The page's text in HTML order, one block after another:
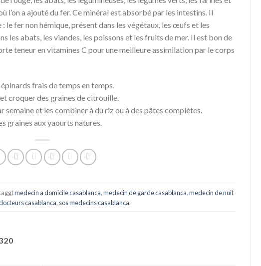
l’on a ajouté du fer. Ce minéral est absorbé par les intestins. Il
le fer non hémique, présent dans les végétaux, les œufs et les
les abats, les viandes, les poissons et les fruits de mer. Il est bon de
teneur en vitamines C pour une meilleure assimilation par le corps
frais de temps en temps.
croquer des graines de citrouille.
semaine et les combiner à du riz ou à des pâtes complètes.
graines aux yaourts natures.
medecin a domicile casablanca,medecin de garde casablanca,medecin de nuit
casablanca, sos medecins casablanca.